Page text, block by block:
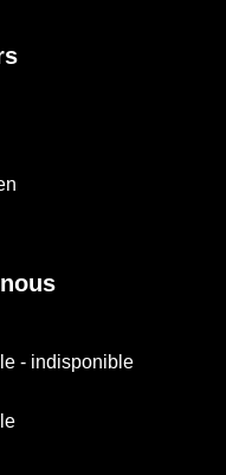
- indisponible